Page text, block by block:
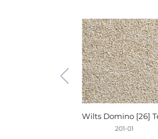
201-01